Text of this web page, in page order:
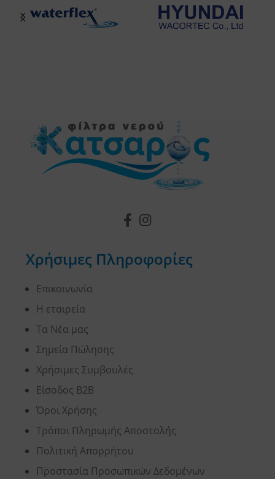
Χρήσιμες Πληροφορίες
Επικοινωνία
Η εταιρεία
Τα Νέα μας
Σημεία Πώλησης
Χρήσιμες Συμβουλές
Είσοδος B2B
Όροι Χρήσης
Τρόποι Πληρωμής Αποστολής
Πολιτική Απορρήτου
Προστασία Προσωπικών Δεδομένων